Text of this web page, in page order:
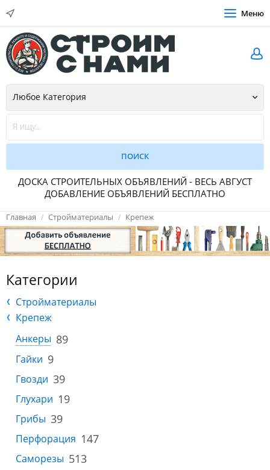
Меню
ДОСКА СТРОИТЕЛЬНЫХ ОБЪЯВЛЕНИЙ - ВЕСЬ АВГУСТ
ДОБАВЛЕНИЕ ОБЪЯВЛЕНИЙ БЕСПЛАТНО
Главная Стройматериалы Крепеж
Категории
Стройматериалы
Крепеж
Анкеры 89
Гайки 9
Гвозди 39
Глухари 19
Грибы 39
Перфорация 147
Саморезы 513